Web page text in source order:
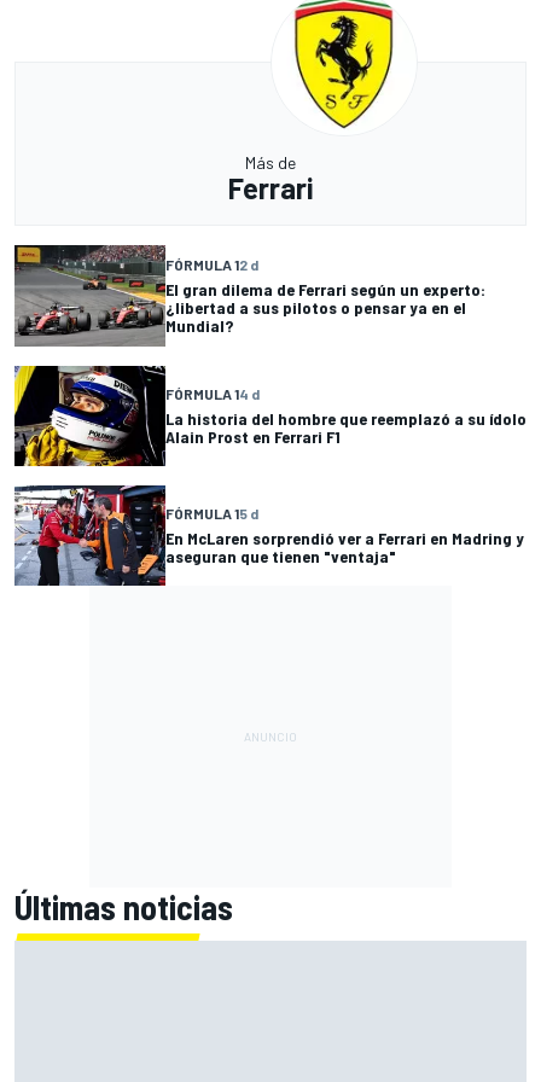
Más de
Ferrari
FÓRMULA 12 d
El gran dilema de Ferrari según un experto:
¿libertad a sus pilotos o pensar ya en el
Mundial?
FÓRMULA 14 d
La historia del hombre que reemplazó a su ídolo
Alain Prost en Ferrari F1
FÓRMULA 15 d
En McLaren sorprendió ver a Ferrari en Madring y
aseguran que tienen "ventaja"
Últimas noticias